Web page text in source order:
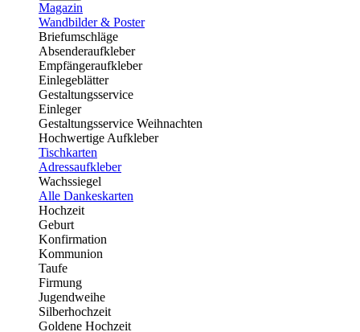
Magazin
Wandbilder & Poster
Briefumschläge
Absenderaufkleber
Empfängeraufkleber
Einlegeblätter
Gestaltungsservice
Einleger
Gestaltungsservice Weihnachten
Hochwertige Aufkleber
Tischkarten
Adressaufkleber
Wachssiegel
Alle Dankeskarten
Hochzeit
Geburt
Konfirmation
Kommunion
Taufe
Firmung
Jugendweihe
Silberhochzeit
Goldene Hochzeit